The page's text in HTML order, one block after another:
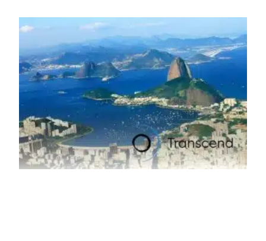
insumo, a sucata, devido, sobretudo, ao interesse chinês
pela matéria-prima.